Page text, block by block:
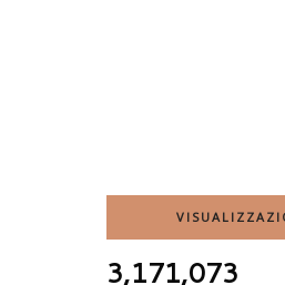
3,171,073